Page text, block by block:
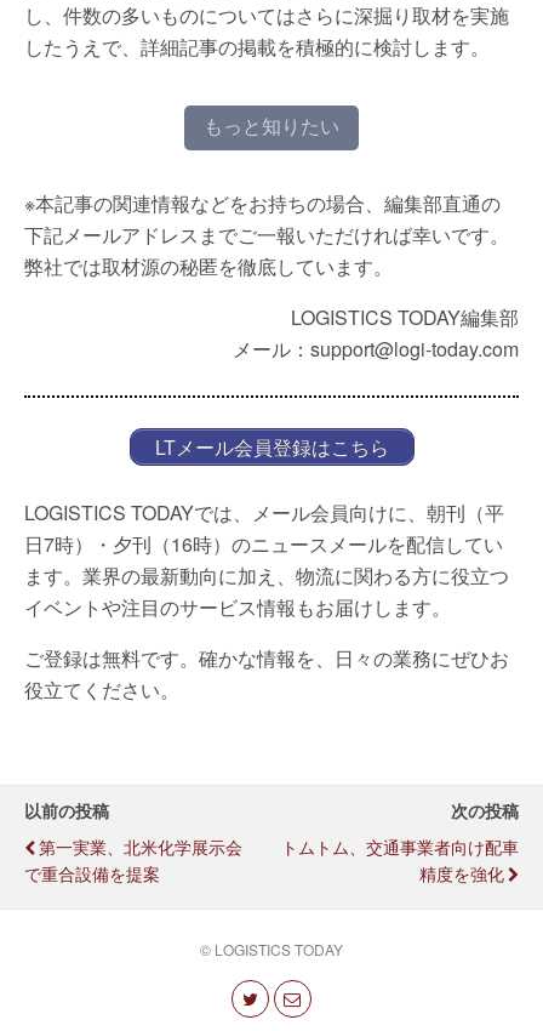
し、件数の多いものについてはさらに深掘り取材を実施
したうえで、詳細記事の掲載を積極的に検討します。
もっと知りたい
※本記事の関連情報などをお持ちの場合、編集部直通の
下記メールアドレスまでご一報いただければ幸いです。
弊社では取材源の秘匿を徹底しています。
LOGISTICS TODAY編集部
メール：support@logi-today.com
LTメール会員登録はこちら
LOGISTICS TODAYでは、メール会員向けに、朝刊（平
日7時）・夕刊（16時）のニュースメールを配信してい
ます。業界の最新動向に加え、物流に関わる方に役立つ
イベントや注目のサービス情報もお届けします。
ご登録は無料です。確かな情報を、日々の業務にぜひお
役立てください。
以前の投稿
第一実業、北米化学展示会
で重合設備を提案
次の投稿
トムトム、交通事業者向け配車
精度を強化
© LOGISTICS TODAY